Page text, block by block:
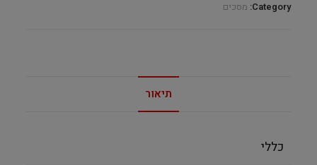
Category: מסכים
תיאור
כללי